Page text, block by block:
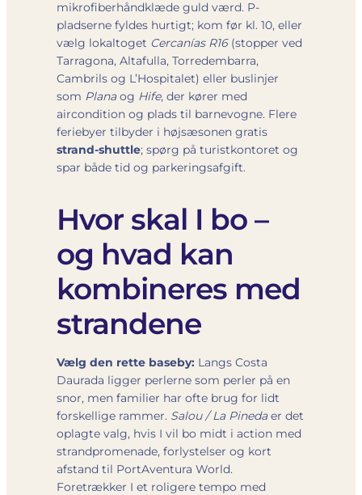
mikrofiberhåndklæde guld værd. P‐
pladserne fyldes hurtigt; kom før kl. 10, eller
vælg lokaltoget Cercanías R16(stopper ved
Tarragona, Altafulla, Torredembarra,
Cambrils og L’Hospitalet) eller buslinjer
som Planaog Hife, der kører med
aircondition og plads til barnevogne. Flere
feriebyer tilbyder i højsæsonen gratis
strand-shuttle; spørg på turistkontoret og
spar både tid og parkeringsafgift.
Hvor skal I bo –
og hvad kan
kombineres med
strandene
Vælg den rette baseby: Langs Costa
Daurada ligger perlerne som perler på en
snor, men familier har ofte brug for lidt
forskellige rammer. Salou / La Pinedaer det
oplagte valg, hvis I vil bo midt i action med
strandpromenade, forlystelser og kort
afstand til PortAventura World.
Foretrækker I et roligere tempo med